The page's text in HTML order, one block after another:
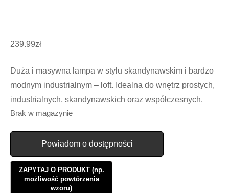
239.99zł
Duża i masywna lampa w stylu skandynawskim i bardzo
modnym industrialnym – loft. Idealna do wnętrz prostych,
industrialnych, skandynawskich oraz współczesnych.
Brak w magazynie
Powiadom o dostępności